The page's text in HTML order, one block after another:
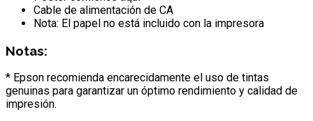
Cable de alimentación de CA
Nota: El papel no está incluido con la impresora
Notas:
* Epson recomienda encarecidamente el uso de tintas
genuinas para garantizar un óptimo rendimiento y calidad de
impresión.